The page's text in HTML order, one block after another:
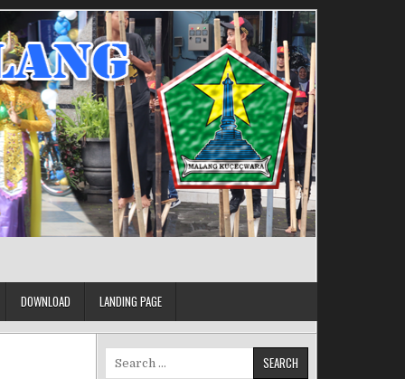
DOWNLOAD LANDING PAGE
Search for: